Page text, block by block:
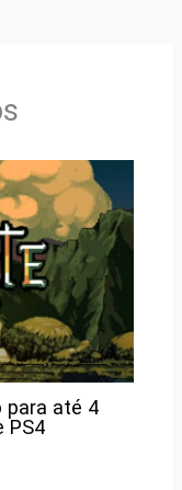
para até 4
PS4